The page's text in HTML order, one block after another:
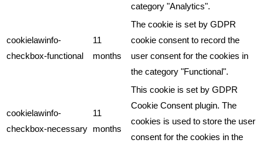
category "Analytics".
cookielawinfo-
checkbox-functional
11
months
The cookie is set by GDPR
cookie consent to record the
user consent for the cookies in
the category "Functional".
cookielawinfo-
checkbox-necessary
11
months
This cookie is set by GDPR
Cookie Consent plugin. The
cookies is used to store the user
consent for the cookies in the